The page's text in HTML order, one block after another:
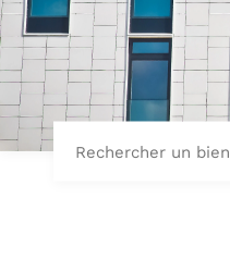
Rechercher un bien